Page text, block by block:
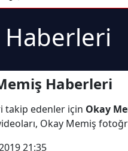
Haberleri
Haberleri
takip edenler için Okay
Okay Memiş
21:35